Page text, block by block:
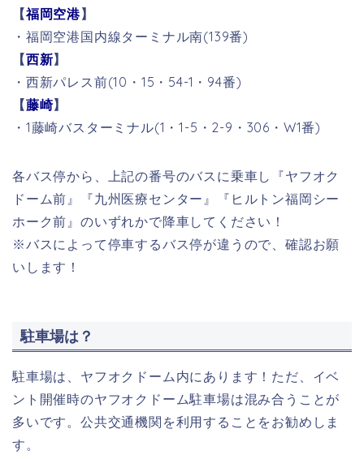
【福岡空港】
・福岡空港国内線ターミナル南(139番)
【西新】
・西新パレス前(10・15・54-1・94番)
【藤崎】
・1藤崎バスターミナル(1・1-5・2-9・306・W1番)
各バス停から、上記の番号のバスに乗車し『ヤフオク
ドーム前』『九州医療センター』『ヒルトン福岡シー
ホーク前』のいずれかで降車してください！
※バスによって停車するバス停が違うので、確認お願
いします！
駐車場は？
駐車場は、ヤフオクドーム内にあります！ただ、 イベ
ント開催時のヤフオクドーム駐車場は混み合うことが
多いです。公共交通機関を利用することをお勧めしま
す。